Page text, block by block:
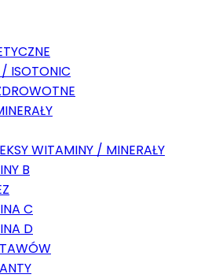
ISOTONIC
WITAMINY / MINERAŁY
B
C
D